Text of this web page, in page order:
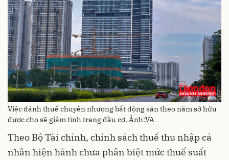
Việc đánh thuế chuyển nhượng bất động sản theo năm sở hữu
được cho sẽ giảm tình trạng đầu cơ. Ảnh:VA
Theo Bộ Tài chính, chính sách thuế thu nhập cá
nhân hiện hành chưa phân biệt mức thuế suất